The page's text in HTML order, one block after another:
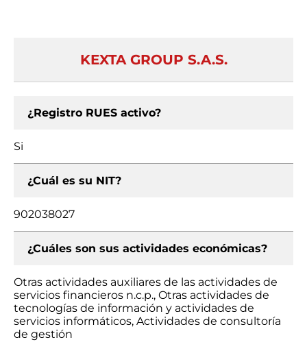
KEXTA GROUP S.A.S.
¿Registro RUES activo?
Si
¿Cuál es su NIT?
902038027
¿Cuáles son sus actividades económicas?
Otras actividades auxiliares de las actividades de
servicios financieros n.c.p., Otras actividades de
tecnologías de información y actividades de
servicios informáticos, Actividades de consultoría
de gestión